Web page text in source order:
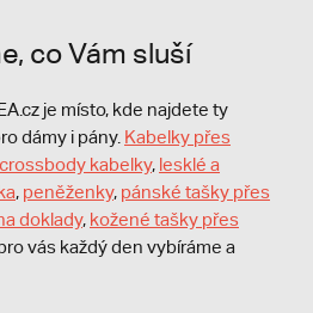
co Vám sluší
je místo, kde najdete ty
dámy i pány. Kabelky přes
crossbody kabelky, lesklé a
, peněženky, pánské tašky přes
doklady, kožené tašky přes
vás každý den vybíráme a